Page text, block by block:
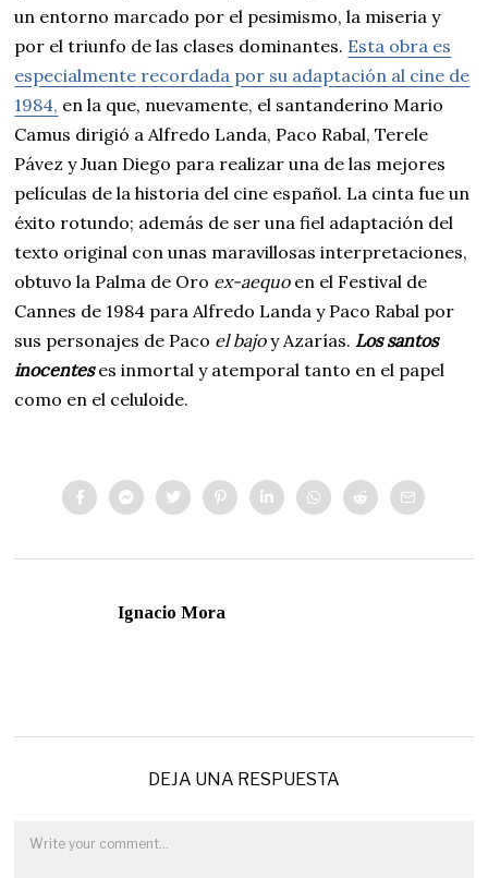
un entorno marcado por el pesimismo, la miseria y
por el triunfo de las clases dominantes. Esta obra es
especialmente recordada por su adaptación al cine de
1984, en la que, nuevamente, el santanderino Mario
Camus dirigió a Alfredo Landa, Paco Rabal, Terele
Pávez y Juan Diego para realizar una de las mejores
películas de la historia del cine español. La cinta fue un
éxito rotundo; además de ser una fiel adaptación del
texto original con unas maravillosas interpretaciones,
obtuvo la Palma de Oro ex-aequo en el Festival de
Cannes de 1984 para Alfredo Landa y Paco Rabal por
sus personajes de Paco el bajoy Azarías. Los santos
inocenteses inmortal y atemporal tanto en el papel
como en el celuloide.
Ignacio Mora
DEJA UNA RESPUESTA